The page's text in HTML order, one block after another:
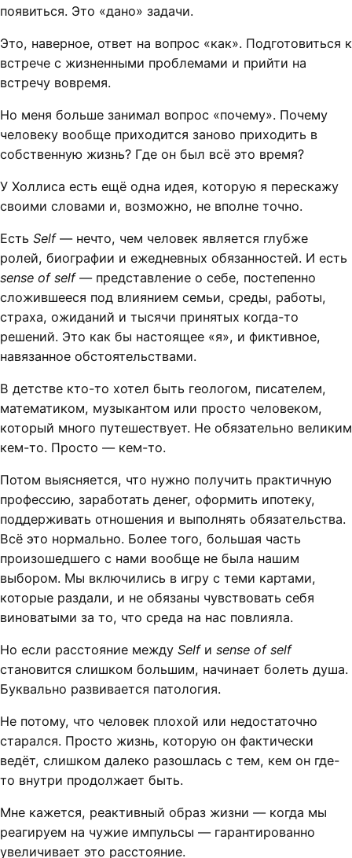
появиться. Это «дано» задачи.
Это, наверное, ответ на вопрос «как». Подготовиться к
встрече с жизненными проблемами и прийти на
встречу вовремя.
Но меня больше занимал вопрос «почему». Почему
человеку вообще приходится заново приходить в
собственную жизнь? Где он был всё это время?
У Холлиса есть ещё одна идея, которую я перескажу
своими словами и, возможно, не вполне точно.
Есть Self— нечто, чем человек является глубже
ролей, биографии и ежедневных обязанностей. И есть
sense of self— представление о себе, постепенно
сложившееся под влиянием семьи, среды, работы,
страха, ожиданий и тысячи принятых когда-то
решений. Это как бы настоящее «я», и фиктивное,
навязанное обстоятельствами.
В детстве кто-то хотел быть геологом, писателем,
математиком, музыкантом или просто человеком,
который много путешествует. Не обязательно великим
кем-то. Просто — кем-то.
Потом выясняется, что нужно получить практичную
профессию, заработать денег, оформить ипотеку,
поддерживать отношения и выполнять обязательства.
Всё это нормально. Более того, большая часть
произошедшего с нами вообще не была нашим
выбором. Мы включились в игру с теми картами,
которые раздали, и не обязаны чувствовать себя
виноватыми за то, что среда на нас повлияла.
Но если расстояние между Selfи sense of self
становится слишком большим, начинает болеть душа.
Буквально развивается патология.
Не потому, что человек плохой или недостаточно
старался. Просто жизнь, которую он фактически
ведёт, слишком далеко разошлась с тем, кем он где-
то внутри продолжает быть.
Мне кажется, реактивный образ жизни — когда мы
реагируем на чужие импульсы — гарантированно
увеличивает это расстояние.